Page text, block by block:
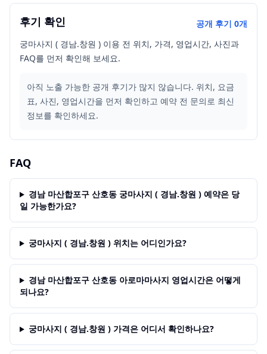
후기 확인 공개 후기 0개
궁마사지 ( 경남.창원 ) 이용 전 위치, 가격, 영업시간, 사진과
FAQ를 먼저 확인해 보세요.
아직 노출 가능한 공개 후기가 많지 않습니다. 위치, 요금
표, 사진, 영업시간을 먼저 확인하고 예약 전 문의로 최신
정보를 확인하세요.
FAQ
경남 마산합포구 산호동 궁마사지 ( 경남.창원 ) 예약은 당
일 가능한가요?
궁마사지 ( 경남.창원 ) 위치는 어디인가요?
경남 마산합포구 산호동 아로마마사지 영업시간은 어떻게
되나요?
궁마사지 ( 경남.창원 ) 가격은 어디서 확인하나요?